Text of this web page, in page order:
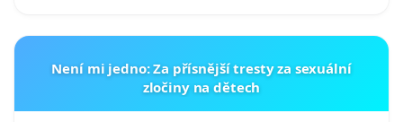
Není mi jedno: Za přísnější tresty za sexuální
zločiny na dětech